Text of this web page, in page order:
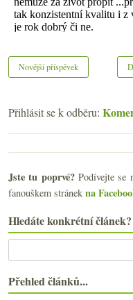
Novější příspěvek
Přihlásit se k odběru:
Jste tu poprvé?Podívejte se
fanouškem stránek na
Hledáte konkrétní článek?
Přehled článků...